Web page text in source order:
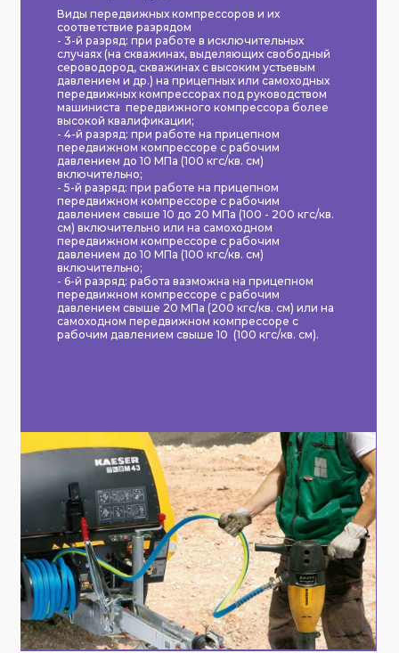
Виды передвижных компрессоров и их
соответствие разрядом
- 3-й разряд: при работе в исключительных
случаях (на скважинах, выделяющих свободный
сероводород, скважинах с высоким устьевым
давлением и др.) на прицепных или самоходных
передвижных компрессорах под руководством
машиниста передвижного компрессора более
высокой квалификации;
- 4-й разряд: при работе на прицепном
передвижном компрессоре с рабочим
давлением до 10 МПа (100 кгс/кв. см)
включительно;
- 5-й разряд: при работе на прицепном
передвижном компрессоре с рабочим
давлением свыше 10 до 20 МПа (100 - 200 кгс/кв.
см) включительно или на самоходном
передвижном компрессоре с рабочим
давлением до 10 МПа (100 кгс/кв. см)
включительно;
- 6-й разряд: работа вазможна на прицепном
передвижном компрессоре с рабочим
давлением свыше 20 МПа (200 кгс/кв. см) или на
самоходном передвижном компрессоре с
рабочим давлением свыше 10 (100 кгс/кв. см).